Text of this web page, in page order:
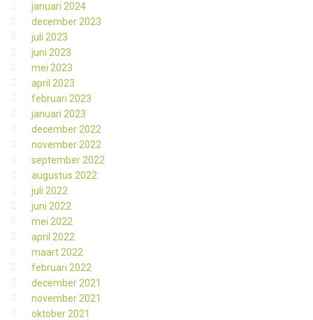
januari 2024
december 2023
juli 2023
juni 2023
mei 2023
april 2023
februari 2023
januari 2023
december 2022
november 2022
september 2022
augustus 2022
juli 2022
juni 2022
mei 2022
april 2022
maart 2022
februari 2022
december 2021
november 2021
oktober 2021